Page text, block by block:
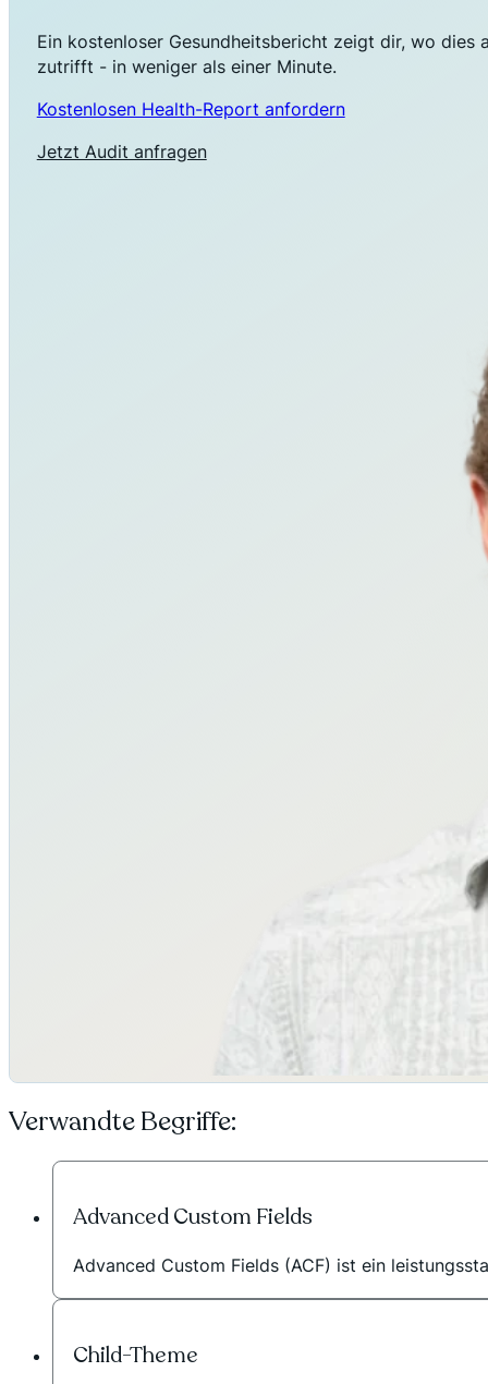
Ein kostenloser Gesundheitsbericht zeigt dir, wo dies
zutrifft - in weniger als einer Minute.
Kostenlosen Health-Report anfordern
Jetzt Audit anfragen
Verwandte Begriffe:
Advanced Custom Fields
Advanced Custom Fields (ACF) ist ein
Child-Theme